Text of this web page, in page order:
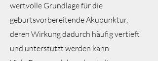
wertvolle Grundlage für die
geburtsvorbereitende Akupunktur,
deren Wirkung dadurch häufig vertieft
und unterstützt werden kann.